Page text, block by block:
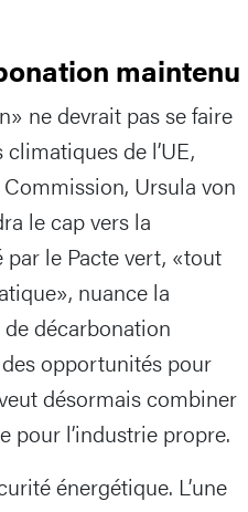
maintenu
ne devrait pas se faire
de l’UE,
Ursula von
le cap vers la
le Pacte vert, «tout
nuance la
décarbonation
opportunités pour
désormais combiner
pour l’industrie propre.
énergétique. L’une